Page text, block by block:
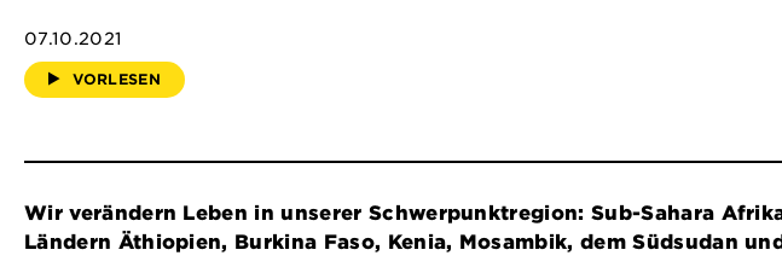
07.10.2021
VORLESEN
Wir verändern Leben in unserer Schwerpunktregion: Sub-Sahara
Ländern Äthiopien, Burkina Faso, Kenia, Mosambik, dem Südsudan